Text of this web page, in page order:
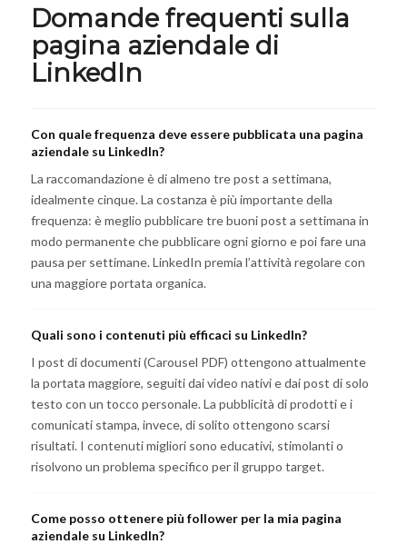
Domande frequenti sulla
pagina aziendale di
LinkedIn
Con quale frequenza deve essere pubblicata una pagina
aziendale su LinkedIn?
La raccomandazione è di almeno tre post a settimana,
idealmente cinque. La costanza è più importante della
frequenza: è meglio pubblicare tre buoni post a settimana in
modo permanente che pubblicare ogni giorno e poi fare una
pausa per settimane. LinkedIn premia l’attività regolare con
una maggiore portata organica.
Quali sono i contenuti più efficaci su LinkedIn?
I post di documenti (Carousel PDF) ottengono attualmente
la portata maggiore, seguiti dai video nativi e dai post di solo
testo con un tocco personale. La pubblicità di prodotti e i
comunicati stampa, invece, di solito ottengono scarsi
risultati. I contenuti migliori sono educativi, stimolanti o
risolvono un problema specifico per il gruppo target.
Come posso ottenere più follower per la mia pagina
aziendale su LinkedIn?